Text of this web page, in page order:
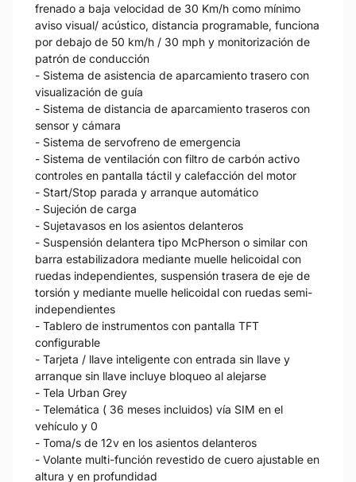
frenado a baja velocidad de 30 Km/h como mínimo
aviso visual/ acústico, distancia programable, funciona
por debajo de 50 km/h / 30 mph y monitorización de
patrón de conducción
- Sistema de asistencia de aparcamiento trasero con
visualización de guía
- Sistema de distancia de aparcamiento traseros con
sensor y cámara
- Sistema de servofreno de emergencia
- Sistema de ventilación con filtro de carbón activo
controles en pantalla táctil y calefacción del motor
- Start/Stop parada y arranque automático
- Sujeción de carga
- Sujetavasos en los asientos delanteros
- Suspensión delantera tipo McPherson o similar con
barra estabilizadora mediante muelle helicoidal con
ruedas independientes, suspensión trasera de eje de
torsión y mediante muelle helicoidal con ruedas semi-
independientes
- Tablero de instrumentos con pantalla TFT
configurable
- Tarjeta / llave inteligente con entrada sin llave y
arranque sin llave incluye bloqueo al alejarse
- Tela Urban Grey
- Telemática ( 36 meses incluidos) vía SIM en el
vehículo y 0
- Toma/s de 12v en los asientos delanteros
- Volante multi-función revestido de cuero ajustable en
altura y en profundidad